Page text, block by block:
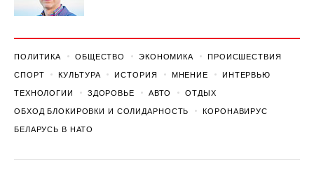
ПОЛИТИКА ОБЩЕСТВО ЭКОНОМИКА ПРОИСШЕСТВИЯ
СПОРТ КУЛЬТУРА ИСТОРИЯ МНЕНИЕ ИНТЕРВЬЮ
ТЕХНОЛОГИИ ЗДОРОВЬЕ АВТО ОТДЫХ
ОБХОД БЛОКИРОВКИ И СОЛИДАРНОСТЬ КОРОНАВИРУС
БЕЛАРУСЬ В НАТО